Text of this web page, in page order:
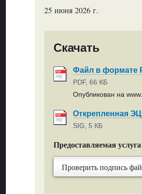
25 июня 2026 г.
Скачать
Файл в формате
PDF, 66 КБ
Опубликован на
Открепленная
SIG, 5 КБ
Предоставляемая
Проверить подпись